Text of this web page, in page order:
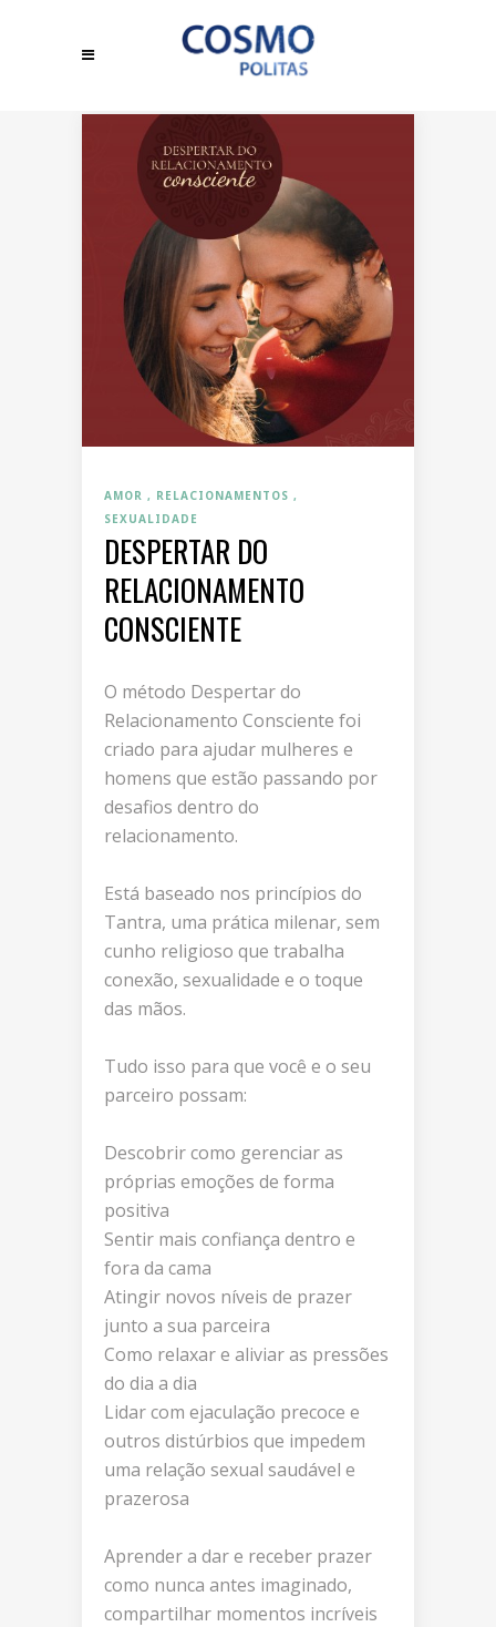
AMOR
RELACIONAMENTOS
SEXUALIDADE
DESPERTAR DO
RELACIONAMENTO
CONSCIENTE
O método Despertar do
Relacionamento Consciente foi
criado para ajudar mulheres e
homens que estão passando por
desafios dentro do
relacionamento.
Está baseado nos princípios do
Tantra, uma prática milenar, sem
cunho religioso que trabalha
conexão, sexualidade e o toque
das mãos.
Tudo isso para que você e o seu
parceiro possam:
Descobrir como gerenciar as
próprias emoções de forma
positiva
Sentir mais confiança dentro e
fora da cama
Atingir novos níveis de prazer
junto a sua parceira
Como relaxar e aliviar as pressões
do dia a dia
Lidar com ejaculação precoce e
outros distúrbios que impedem
uma relação sexual saudável e
prazerosa
Aprender a dar e receber prazer
como nunca antes imaginado,
compartilhar momentos incríveis